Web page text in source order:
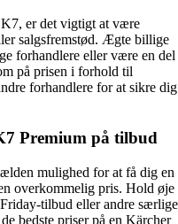
er det vigtigt at være
salgsfremstød. Ægte billige
forhandlere eller være en del
på prisen i forhold til
forhandlere for at sikre dig
Premium på tilbud
mulighed for at få dig en
overkommelig pris. Hold øje
tilbud eller andre særlige
bedste priser på en Kärcher